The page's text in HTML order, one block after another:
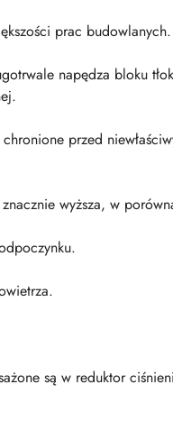
prac budowlanych.
napędza bloku
przed
wyższa, w
są w reduktor